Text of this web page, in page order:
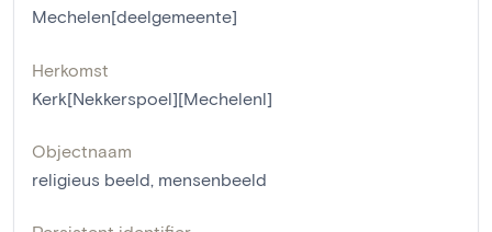
Mechelen[deelgemeente]
Herkomst
Kerk[Nekkerspoel][Mechelenl]
Objectnaam
religieus beeld mensenbeeld